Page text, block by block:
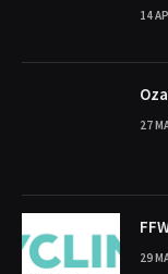
14
27
29